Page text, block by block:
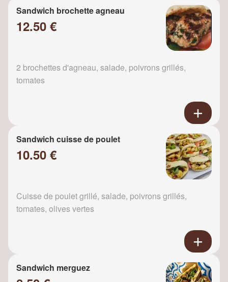
Sandwich brochette agneau
12.50 €
2 brochettes d'agneau, salade, poivrons grillés,
tomates
Sandwich cuisse de poulet
10.50 €
Cuisse de poulet grillé, salade, poivrons grillés,
tomates, olives vertes
Sandwich merguez